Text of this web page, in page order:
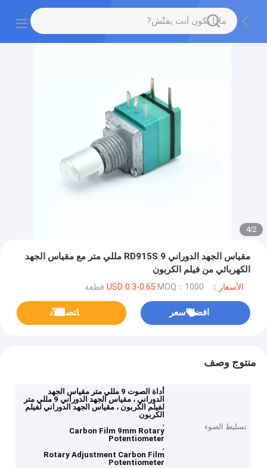
2
/
4
مقياس الجهد الدوراني RD915S 9 مللي متر مع مقياس الجهد
الكهربائي من فيلم الكربون
الأسعار：USD 0.3-0.65 MOQ：1000 قطعة
افضل سعر ﺎﺘﺼﻟ ﺍﻶﻧ
منتوج وصف
تسليط الضوء
أداة الصوت 9 مللي متر مقياس الجهد
الدوراني ، مقياس الجهد الدوراني 9 مللي متر
لفيلم الكربون ، مقياس الجهد الدوراني لفيلم
الكربون
,
Carbon Film 9mm Rotary
Potentiometer
,
Rotary Adjustment Carbon Film
Potentiometer